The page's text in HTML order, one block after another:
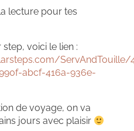
lecture pour tes
voici le lien :
ServAndTouille/
abcf-416a-936e-
de voyage, on va
jours avec plaisir